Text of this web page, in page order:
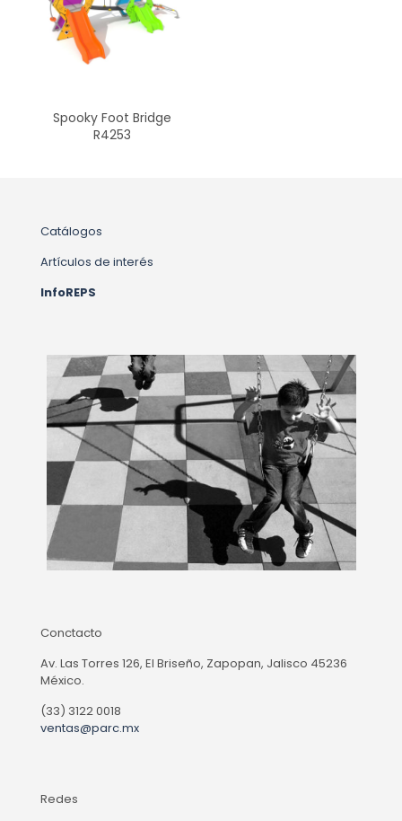
Spooky Foot Bridge
R4253
Catálogos
Artículos de interés
InfoREPS
Conctacto
Av. Las Torres 126, El Briseño, Zapopan, Jalisco 45236
México.
(33) 3122 0018
ventas@parc.mx
Redes